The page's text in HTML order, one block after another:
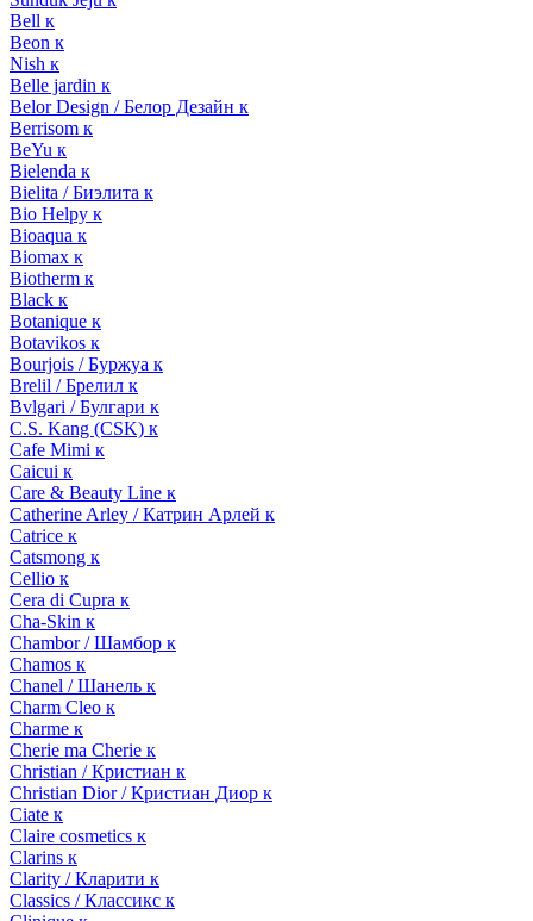
Bell к
Beon к
Nish к
Belle jardin к
Belor Design / Белор Дезайн к
Berrisom к
BeYu к
Bielenda к
Bielita / Биэлита к
Bio Helpy к
Bioaqua к
Biomax к
Biotherm к
Black к
Botanique к
Botavikos к
Bourjois / Буржуа к
Brelil / Брелил к
Bvlgari / Булгари к
C.S. Kang (CSK) к
Cafe Mimi к
Caicui к
Care & Beauty Line к
Catherine Arley / Катрин Арлей к
Catrice к
Catsmong к
Cellio к
Cera di Cupra к
Cha-Skin к
Chambor / Шамбор к
Chamos к
Chanel / Шанель к
Charm Cleo к
Charme к
Cherie ma Cherie к
Christian / Кристиан к
Christian Dior / Кристиан Диор к
Ciate к
Claire cosmetics к
Clarins к
Clarity / Кларити к
Classics / Классикс к